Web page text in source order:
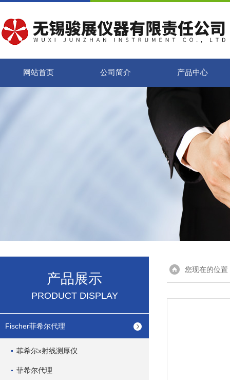
网站首页 公司简介 产品中心
产品展示
PRODUCT DISPLAY
Fischer菲希尔代理
菲希尔x射线测厚仪
菲希尔代理
您现在的位置